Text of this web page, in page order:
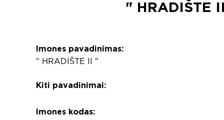
" HRADIŠTE
Imones pavadinimas:
" HRADIŠTE II "
Kiti pavadinimai:
Imones kodas: